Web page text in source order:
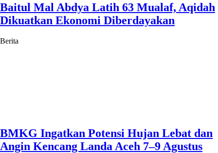
Baitul Mal Abdya Latih 63 Mualaf, Aqidah
Dikuatkan Ekonomi Diberdayakan
Berita
BMKG Ingatkan Potensi Hujan Lebat dan
Angin Kencang Landa Aceh 7–9 Agustus